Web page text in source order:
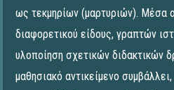
ως τεκμηρίων (μαρτυριών). Μέσα
διαφορετικού είδους, γραπτών
υλοποίηση σχετικών διδακτικών
μαθησιακό αντικείμενο